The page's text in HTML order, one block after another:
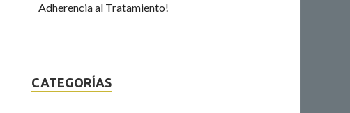
Adherencia al Tratamiento!
CATEGORÍAS